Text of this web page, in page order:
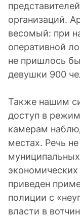
организаций.
весомый: при
оперативной
не пришлось
девушки 900
Также нашим
доступ в
камерам
местах. Речь
приведен
полиции с
власти в